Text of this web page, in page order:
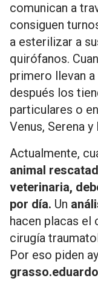
comunican a
consiguen
a esterilizar a
quirófanos.
primero llevan
después los
particulares o
Venus, Serena y
Actualmente,
animal
veterinaria,
por día. Un
hacen placas el
cirugía
Por eso piden
grasso.eduardo